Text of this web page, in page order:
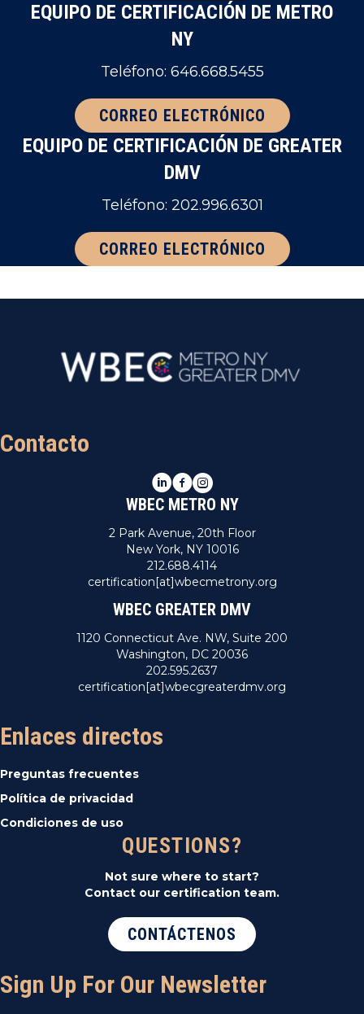
EQUIPO DE CERTIFICACIÓN DE METRO
NY
Teléfono: 646.668.5455
CORREO ELECTRÓNICO
EQUIPO DE CERTIFICACIÓN DE GREATER
DMV
Teléfono: 202.996.6301
CORREO ELECTRÓNICO
Contacto
LinkedIn
Facebook
Instagram
WBEC METRO NY
2 Park Avenue, 20th Floor
New York, NY 10016
212.688.4114
certification[at]wbecmetrony.org
WBEC GREATER DMV
1120 Connecticut Ave. NW, Suite 200
Washington, DC 20036
202.595.2637
certification[at]wbecgreaterdmv.org
Enlaces directos
Preguntas frecuentes
Política de privacidad
Condiciones de uso
QUESTIONS?
Not sure where to start?
Contact our certification team.
CONTÁCTENOS
Sign Up For Our Newsletter